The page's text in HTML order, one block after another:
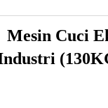
Mesin Cuci